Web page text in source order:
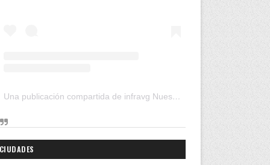
Una publicación compartida de infravg Nuestros Viajes (@infravg)